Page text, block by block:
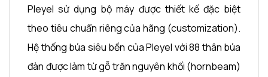
Pleyel sử dụng bộ máy được thiết kế đặc biệt
theo tiêu chuẩn riêng của hãng (customization).
Hệ thống búa siêu bền của Pleyel với 88 thân búa
đàn được làm từ gỗ trăn nguyên khối (hornbeam)